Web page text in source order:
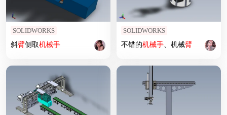
SOLIDWORKS
斜臂侧取机械手
SOLIDWORKS
不错的机械手、机械臂